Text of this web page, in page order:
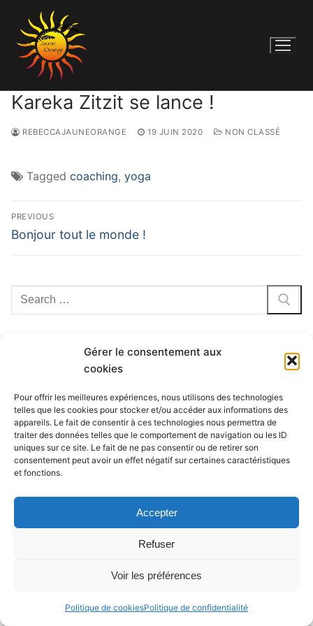
Gérer le consentement aux
cookies
Pour offrir les meilleures expériences, nous utilisons des technologies
telles que les cookies pour stocker et/ou accéder aux informations des
appareils. Le fait de consentir à ces technologies nous permettra de
traiter des données telles que le comportement de navigation ou les ID
uniques sur ce site. Le fait de ne pas consentir ou de retirer son
consentement peut avoir un effet négatif sur certaines caractéristiques
et fonctions.
Accepter
Refuser
Voir les préférences
Politique de cookiesPolitique de confidentialité
Kareka Zitzit se lance !
REBECCAJAUNEORANGE 19 JUIN 2020 NON CLASSÉ
Tagged coaching, yoga
PREVIOUS
Bonjour tout le monde !
ARTICLES RÉCENTS
Kareka Zitzit se lance !
Bonjour tout le monde !